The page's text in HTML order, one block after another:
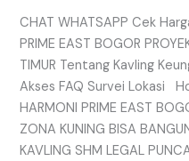
CHAT WHATSAPP Cek
PRIME EAST BOGOR
TIMUR Tentang Kavling
Akses FAQ Survei Lokasi
HARMONI PRIME EAST
ZONA KUNING BISA
KAVLING SHM LEGAL